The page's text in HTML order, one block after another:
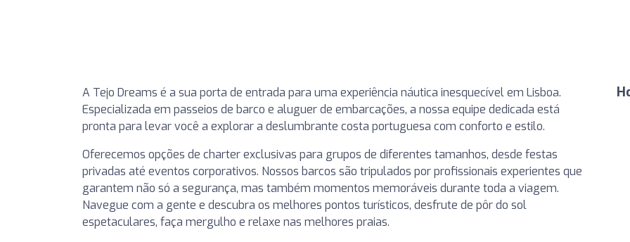
A Tejo Dreams é a sua porta de entrada para uma experiência náutica inesquecível em Lisboa.
Especializada em passeios de barco e aluguer de embarcações, a nossa equipe dedicada está
pronta para levar você a explorar a deslumbrante costa portuguesa com conforto e estilo.
Oferecemos opções de charter exclusivas para grupos de diferentes tamanhos, desde festas
privadas até eventos corporativos. Nossos barcos são tripulados por profissionais experientes que
garantem não só a segurança, mas também momentos memoráveis durante toda a viagem.
Navegue com a gente e descubra os melhores pontos turísticos, desfrute de pôr do sol
espetaculares, faça mergulho e relaxe nas melhores praias.